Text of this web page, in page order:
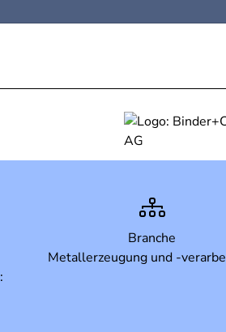
DARGESTELLTE
438
8051
ACCDUR
Branche
Metallerzeugung und -